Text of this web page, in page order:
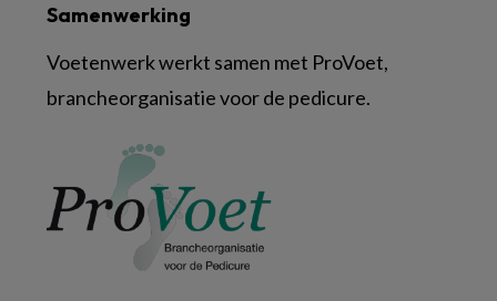
Samenwerking
Voetenwerk werkt samen met ProVoet,
brancheorganisatie voor de pedicure.